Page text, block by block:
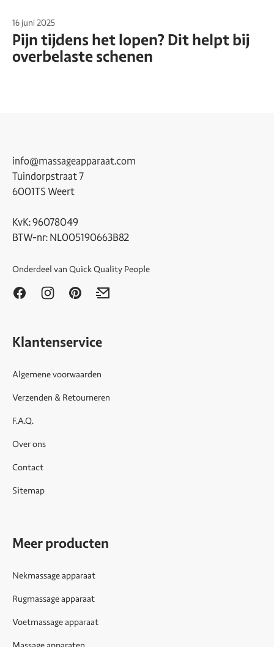
16 juni 2025
Pijn tijdens het lopen? Dit helpt bij
overbelaste schenen
info@massageapparaat.com
Tuindorpstraat 7
6001TS Weert
KvK: 96078049
BTW-nr: NL005190663B82
Onderdeel van Quick Quality People
Klantenservice
Algemene voorwaarden
Verzenden & Retourneren
F.A.Q.
Over ons
Contact
Sitemap
Meer producten
Nekmassage apparaat
Rugmassage apparaat
Voetmassage apparaat